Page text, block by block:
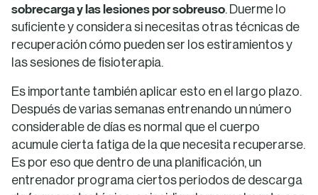
sobrecarga y las lesiones por sobreuso. Duerme lo
suficiente y considera si necesitas otras técnicas de
recuperación cómo pueden ser los estiramientos y
las sesiones de fisioterapia.
Es importante también aplicar esto en el largo plazo.
Después de varias semanas entrenando un número
considerable de días es normal que el cuerpo
acumule cierta fatiga de la que necesita recuperarse.
Es por eso que dentro de una planificación, un
entrenador programa ciertos periodos de descarga